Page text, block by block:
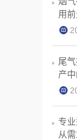
用
尾
产
专
从